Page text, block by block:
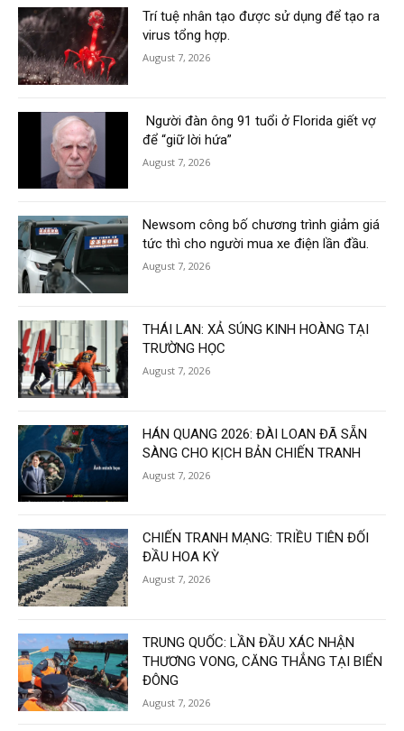
Trí tuệ nhân tạo được sử dụng để tạo ra
virus tổng hợp.
August 7, 2026
Người đàn ông 91 tuổi ở Florida giết vợ
để “giữ lời hứa”
August 7, 2026
Newsom công bố chương trình giảm giá
tức thì cho người mua xe điện lần đầu.
August 7, 2026
THÁI LAN: XẢ SÚNG KINH HOÀNG TẠI
TRƯỜNG HỌC
August 7, 2026
HÁN QUANG 2026: ĐÀI LOAN ĐÃ SẴN
SÀNG CHO KỊCH BẢN CHIẾN TRANH
August 7, 2026
CHIẾN TRANH MẠNG: TRIỀU TIÊN ĐỐI
ĐẦU HOA KỲ
August 7, 2026
TRUNG QUỐC: LẦN ĐẦU XÁC NHẬN
THƯƠNG VONG, CĂNG THẲNG TẠI BIỂN
ĐÔNG
August 7, 2026